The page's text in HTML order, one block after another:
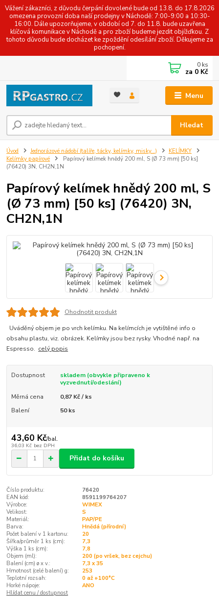
Vážení zákazníci, z důvodu čerpání dovolené bude od 13.8. do 17.8.2026
omezena provozní doba naší prodejny v Náchodě: 7:00-9:00 a 10:30-
16:00. Dále upozorňujeme, v období od 7. do 11.8. bude uzavřena
klíčová komunikace v Náchodě a pro zboží budeme jezdit objížďkou. Z
tohoto důvodu bude docházet ke zpoždění odesílání zboží. Děkujeme za
pochopení.
Menu
Hledat
0 ks
za 0 Kč
Úvod Jednorázové nádobí (talíře, tácky, kelímky, misky...)
KELÍMKY
Kelímky papírové
Papírový kelímek hnědý 200 ml, S (Ø 73 mm) [50 ks]
(76420) 3N, CH2N,1N
Papírový kelímek hnědý 200 ml, S
(Ø 73 mm) [50 ks] (76420) 3N,
CH2N,1N
Ohodnotit produkt
Uváděný objem je po vrch kelímku. Na kelímcích je vytištěné info o
obsahu plastu, viz. obrázek. Kelímky jsou bez rysky. Vhodné např. na
Espresso. celý popis
Dostupnost
skladem (obvykle připraveno k
vyzvednutí/odeslání)
Měrná cena
0,87 Kč / ks
Balení
50 ks
43,60 Kč/bal.
36,03 Kč bez DPH
Přidat do košíku
Číslo produktu:
76420
EAN kód:
8591199764207
Výrobce:
WIMEX
Velikost:
S
Materiál:
PAP/PE
Barva:
Hnědá (přírodní)
Počet balení v 1 kartonu:
20
Šířka/průměr 1 ks (cm):
7,3
Výška 1 ks (cm):
7,8
Objem (ml):
200 (po vršek, bez cejchu)
Balení (cm) ø x v.:
7,3 x 35
Hmotnost (celé balení) g:
253
Teplotní rozsah:
0 až +100°C
Horké nápoje:
ANO
Hlídat cenu / dostupnost